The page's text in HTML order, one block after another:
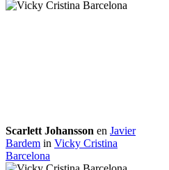
Scarlett Johansson en Javier
Bardem in Vicky Cristina
Barcelona